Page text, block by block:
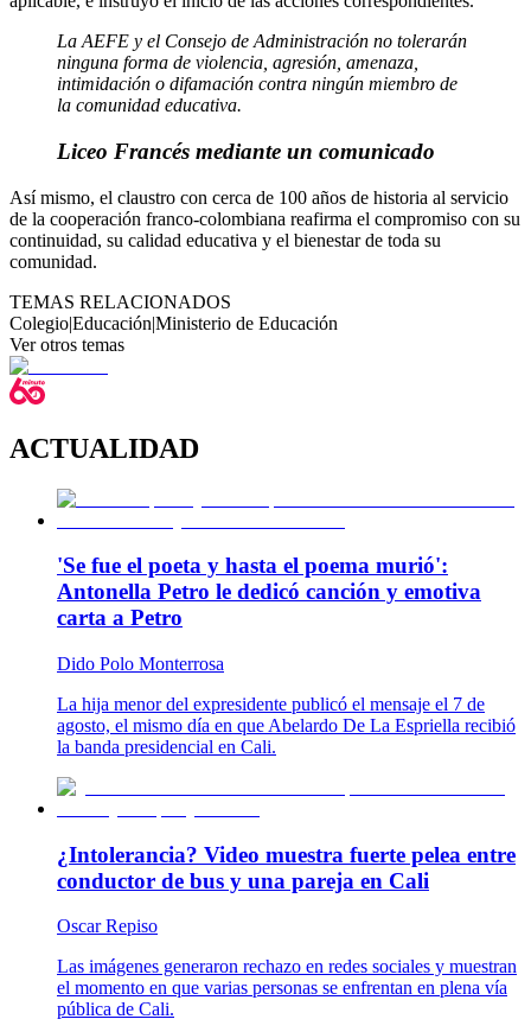
La AEFE y el Consejo de Administración no tolerarán
ninguna forma de violencia, agresión, amenaza,
intimidación o difamación contra ningún miembro de
la comunidad educativa.
Liceo Francés mediante un comunicado
Así mismo, el claustro con cerca de 100 años de historia al servicio
de la cooperación franco-colombiana reafirma el compromiso con su
continuidad, su calidad educativa y el bienestar de toda su
comunidad.
TEMAS RELACIONADOS
Colegio|Educación|Ministerio de Educación
Ver otros temas
ACTUALIDAD
'Se fue el poeta y hasta el poema murió':
Antonella Petro le dedicó canción y emotiva
carta a Petro
Dido Polo Monterrosa
La hija menor del expresidente publicó el mensaje el 7 de
agosto, el mismo día en que Abelardo De La Espriella recibió
la banda presidencial en Cali.
¿Intolerancia? Video muestra fuerte pelea entre
conductor de bus y una pareja en Cali
Oscar Repiso
Las imágenes generaron rechazo en redes sociales y muestran
el momento en que varias personas se enfrentan en plena vía
pública de Cali.